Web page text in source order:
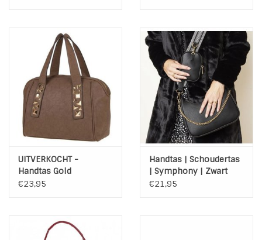
LIFESTYLE PRODUCTEN
INSPIRATIE
SALE
Blog
UITVERKOCHT -
Handtas Gold
Bussiness
€23,95
Handtas | Schoudertas
| Symphony | Zwart
€21,95